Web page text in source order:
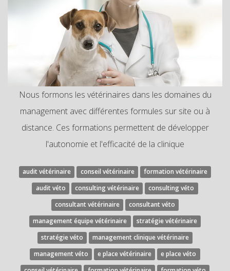
Nous formons les vétérinaires dans les domaines du
management avec différentes formules sur site ou à
distance. Ces formations permettent de développer
l'autonomie et l'efficacité de la clinique
audit vétérinaire conseil vétérinaire
formation vétérinaire
audit véto
consulting vétérinaire
consulting véto
consultant vétérinaire
consultant véto
management équipe vétérinaire
stratégie vétérinaire
stratégie véto
management clinique vétérinaire
management véto
e place vétérinaire
e place véto